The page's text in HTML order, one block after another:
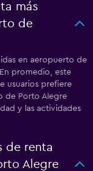
más
de
en aeropuerto de
promedio, este
usuarios prefiere
de Porto Alegre
y las actividades
de renta
Alegre